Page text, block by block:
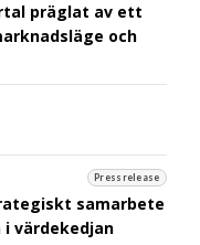
präglat av ett
och
Pressrelease
samarbete
värdekedjan